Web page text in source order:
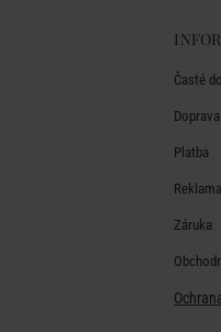
Časté
Doprava
Platba
Záruka